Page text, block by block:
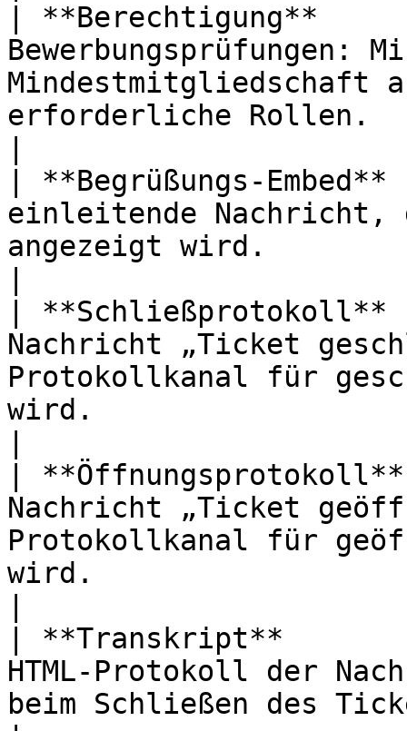
|
Bewerbungsprüfungen:
Mindestmitgliedschaft
erforderliche Rollen.
| **Begrüßungs-
einleitende Nachricht,
angezeigt wird.
|
Nachricht „Ticket
Protokollkanal für
wird.
|
Nachricht „Ticket
Protokollkanal für
wird.
| **Transkript**
HTML-Protokoll der
beim Schließen des